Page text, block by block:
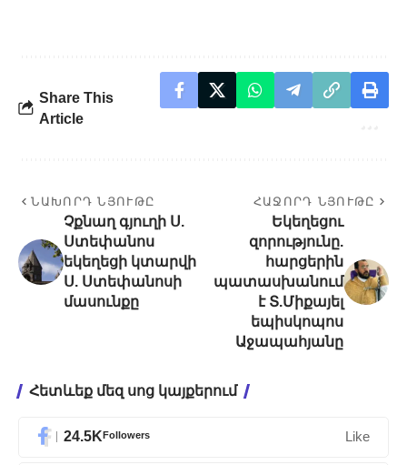
Share This
Article
ՆԱԽՈՐԴ ՆՅՈՒԹԸ
Չքնաղ գյուղի Ս.
Ստեփանոս
եկեղեցի կտարվի
Ս. Ստեփանոսի
մասունքը
ՀԱՋՈՐԴ ՆՅՈՒԹԸ
Եկեղեցու
զորությունը.
հարցերին
պատասխանում
է Տ.Միքայել
եպիսկոպոս
Աջապահյանը
Հետևեք մեզ սոց կայքերում
24.5KFollowers Like